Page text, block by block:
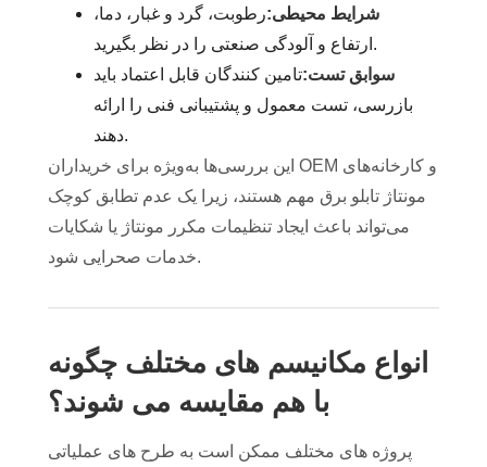
شرایط محیطی:رطوبت، گرد و غبار، دما،
ارتفاع و آلودگی صنعتی را در نظر بگیرید.
سوابق تست:تامین کنندگان قابل اعتماد باید
بازرسی، تست معمول و پشتیبانی فنی را ارائه
دهند.
این بررسی‌ها به‌ویژه برای خریداران OEM و کارخانه‌های
مونتاژ تابلو برق مهم هستند، زیرا یک عدم تطابق کوچک
می‌تواند باعث ایجاد تنظیمات مکرر مونتاژ یا شکایات
خدمات صحرایی شود.
انواع مکانیسم های مختلف چگونه
با هم مقایسه می شوند؟
پروژه های مختلف ممکن است به طرح های عملیاتی